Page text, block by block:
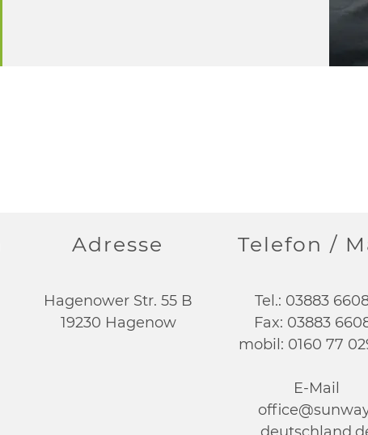
Adresse
Hagenower Str. 55 B
19230 Hagenow
Telefon /
Tel.: 03883
Fax: 03883
mobil: 0160 77
E-Mail